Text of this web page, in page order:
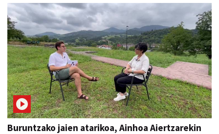
Buruntzako jaien atarikoa, Ainhoa Aiertzarekin